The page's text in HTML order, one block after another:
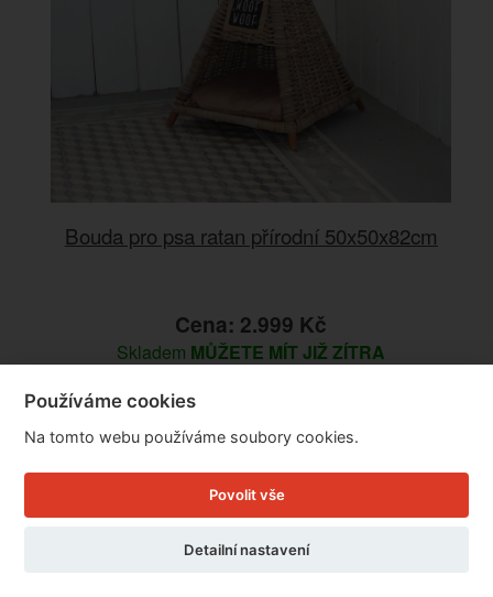
Bouda pro psa ratan přírodní 50x50x82cm
Cena: 2.999 Kč
Skladem MŮŽETE MÍT JIŽ ZÍTRA
Detail
Používáme cookies
Na tomto webu používáme soubory cookies.
Povolit vše
Detailní nastavení